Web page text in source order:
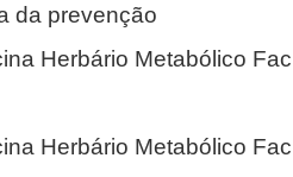
da prevenção
Herbário Metabólico
Herbário Metabólico